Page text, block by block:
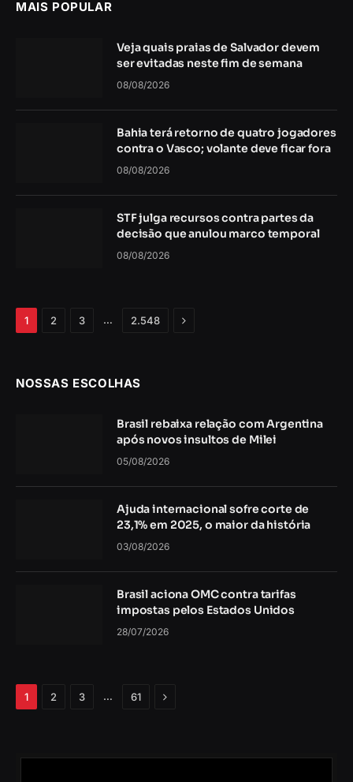
MAIS POPULAR
Veja quais praias de Salvador devem
ser evitadas neste fim de semana
08/08/2026
Bahia terá retorno de quatro jogadores
contra o Vasco; volante deve ficar fora
08/08/2026
STF julga recursos contra partes da
decisão que anulou marco temporal
08/08/2026
1 2 3 … 2.548 Próximo
NOSSAS ESCOLHAS
Brasil rebaixa relação com Argentina
após novos insultos de Milei
05/08/2026
Ajuda internacional sofre corte de
23,1% em 2025, o maior da história
03/08/2026
Brasil aciona OMC contra tarifas
impostas pelos Estados Unidos
28/07/2026
1 2 3 … 61 Próximo